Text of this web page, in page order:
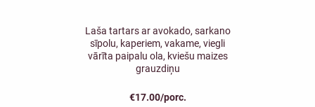
Laša tartars ar avokado, sarkano
sīpolu, kaperiem, vakame, viegli
vārīta paipalu ola, kviešu maizes
grauzdiņu
€17.00/porc.